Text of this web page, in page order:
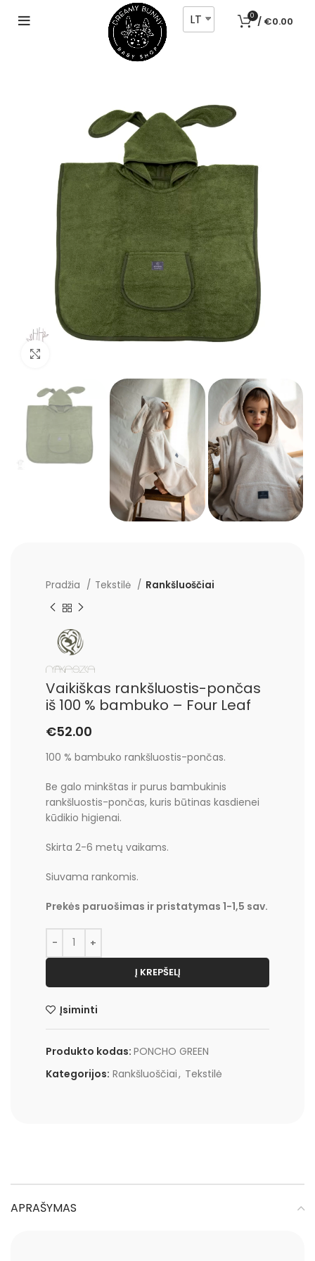
LT 0 / €0.00
Pradžia Tekstilė Rankšluoščiai
Vaikiškas rankšluostis-pončas
iš 100 % bambuko – Four Leaf
€52.00
100 % bambuko rankšluostis-pončas.
Be galo minkštas ir purus bambukinis
rankšluostis-pončas, kuris būtinas kasdienei
kūdikio higienai.
Skirta 2-6 metų vaikams.
Siuvama rankomis.
Prekės paruošimas ir pristatymas 1-1,5 sav.
Į KREPŠELĮ
Įsiminti
Produkto kodas: PONCHO GREEN
Kategorijos: Rankšluoščiai, Tekstilė
APRAŠYMAS